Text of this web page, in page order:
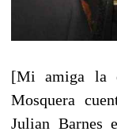
[Mi amiga la
Mosquera
Julian Barnes